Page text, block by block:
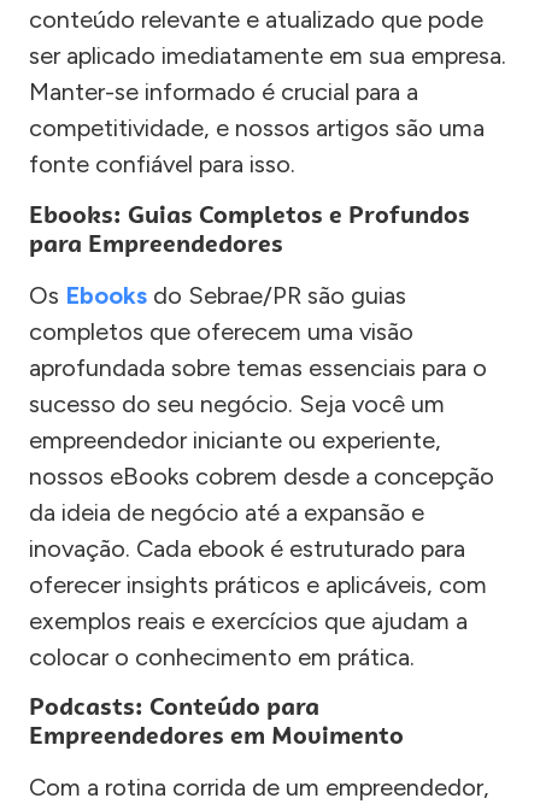
conteúdo relevante e atualizado que pode
ser aplicado imediatamente em sua empresa.
Manter-se informado é crucial para a
competitividade, e nossos artigos são uma
fonte confiável para isso.
Ebooks: Guias Completos e Profundos
para Empreendedores
Os Ebooks do Sebrae/PR são guias
completos que oferecem uma visão
aprofundada sobre temas essenciais para o
sucesso do seu negócio. Seja você um
empreendedor iniciante ou experiente,
nossos eBooks cobrem desde a concepção
da ideia de negócio até a expansão e
inovação. Cada ebook é estruturado para
oferecer insights práticos e aplicáveis, com
exemplos reais e exercícios que ajudam a
colocar o conhecimento em prática.
Podcasts: Conteúdo para
Empreendedores em Movimento
Com a rotina corrida de um empreendedor,